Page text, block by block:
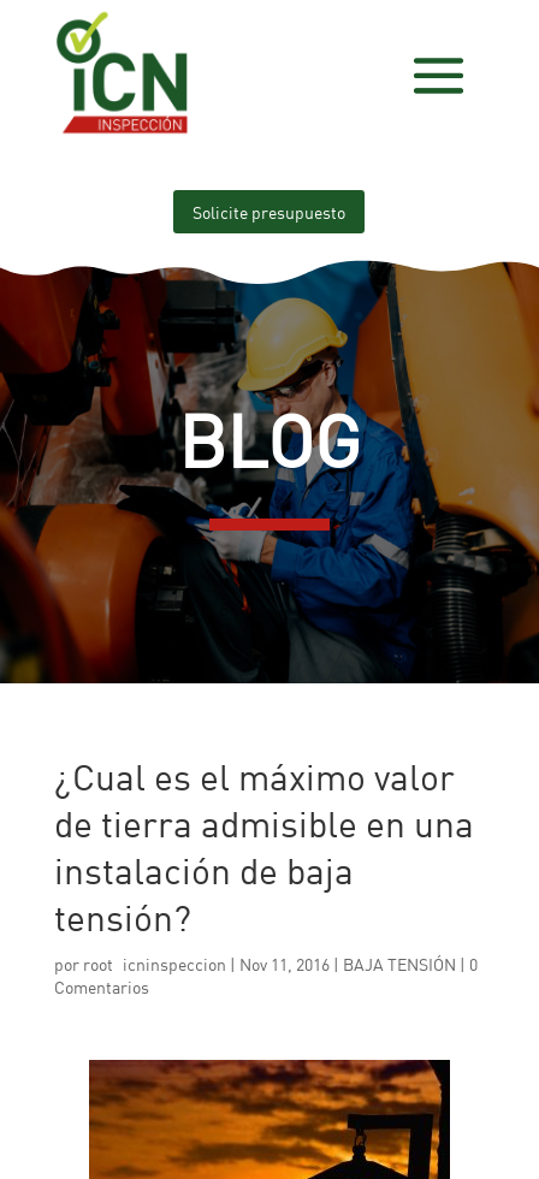
Solicite presupuesto
BLOG
¿Cual es el máximo valor
de tierra admisible en una
instalación de baja
tensión?
por root_icninspeccion | Nov 11, 2016| BAJA TENSIÓN | 0
Comentarios